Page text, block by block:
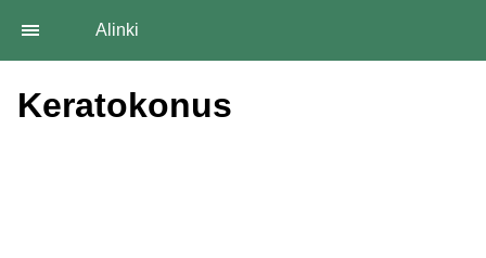
Alinki
Keratokonus